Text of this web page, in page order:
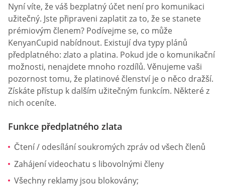
Nyní víte, že váš bezplatný účet není pro komunikaci
užitečný. Jste připraveni zaplatit za to, že se stanete
prémiovým členem? Podívejme se, co může
KenyanCupid nabídnout. Existují dva typy plánů
předplatného: zlato a platina. Pokud jde o komunikační
možnosti, nenajdete mnoho rozdílů. Věnujeme vaši
pozornost tomu, že platinové členství je o něco dražší.
Získáte přístup k dalším užitečným funkcím. Některé z
nich oceníte.
Funkce předplatného zlata
Čtení / odesílání soukromých zpráv od všech členů
Zahájení videochatu s libovolnými členy
Všechny reklamy jsou blokovány;